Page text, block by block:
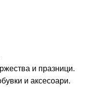
и празници.
и аксесоари.